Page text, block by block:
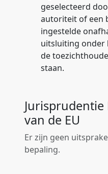
geselecteerd
autoriteit of een
ingestelde
uitsluiting onder
de
staan.
Jurisprudentie
van de EU
Er zijn geen
bepaling.